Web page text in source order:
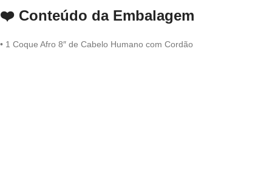
❤️ Conteúdo da Embalagem
• 1 Coque Afro 8″ de Cabelo Humano com Cordão